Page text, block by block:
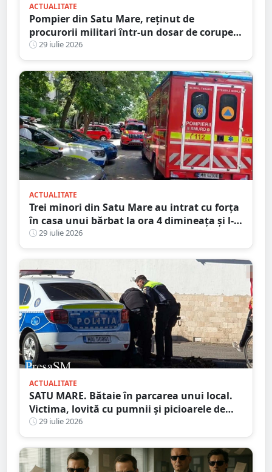
ACTUALITATE
Pompier din Satu Mare, reținut de
procurorii militari într-un dosar de corupere
sexuală a minorilor. Este și antrenor la un
club sportiv
29 iulie 2026
ACTUALITATE
Trei minori din Satu Mare au intrat cu forța
în casa unui bărbat la ora 4 dimineața și l-
au bătut
29 iulie 2026
ACTUALITATE
SATU MARE. Bătaie în parcarea unui local.
Victima, lovită cu pumnii și picioarele de
trei agresori
29 iulie 2026